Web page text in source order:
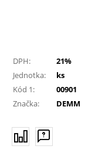
DPH:
21%
Jednotka:
ks
Kód 1:
00901
Značka:
DEMM